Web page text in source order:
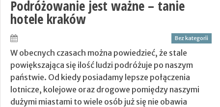
Podróżowanie jest ważne – tanie
hotele kraków
Bez kategorii
W obecnych czasach można powiedzieć, że stale
powiększająca się ilość ludzi podróżuje po naszym
państwie. Od kiedy posiadamy lepsze połączenia
lotnicze, kolejowe oraz drogowe pomiędzy naszymi
dużymi miastami to wiele osób już się nie obawia